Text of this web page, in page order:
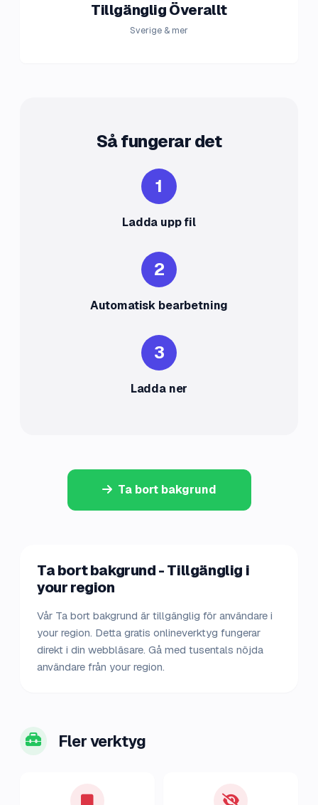
Tillgänglig Överallt
Sverige & mer
Så fungerar det
1
Ladda upp fil
2
Automatisk bearbetning
3
Ladda ner
Ta bort bakgrund
Ta bort bakgrund - Tillgänglig i
your region
Vår Ta bort bakgrund är tillgänglig för användare i
your region. Detta gratis onlineverktyg fungerar
direkt i din webbläsare. Gå med tusentals nöjda
användare från your region.
Fler verktyg